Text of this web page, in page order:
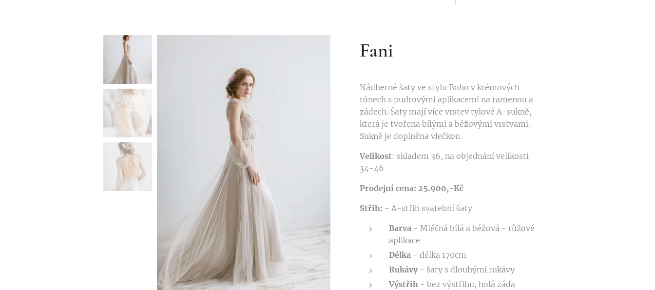
Fani
Nádherné šaty ve stylu Boho v krémových
tónech s pudrovými aplikacemi na ramenou a
zádech. Šaty mají více vrstev tylové A-sukně,
která je tvořena bílými a béžovými vrstvami.
Sukně je doplněna vlečkou.
Velikost: skladem 36, na objednání velikosti
34-46
Prodejní cena: 25.900,-Kč
Střih: - A-střih svatební šaty
Barva - Mléčná bílá a béžová - růžové
aplikace
Délka - délka 170cm
Rukávy- šaty s dlouhými rukávy
Výstřih - bez výstřihu, holá záda